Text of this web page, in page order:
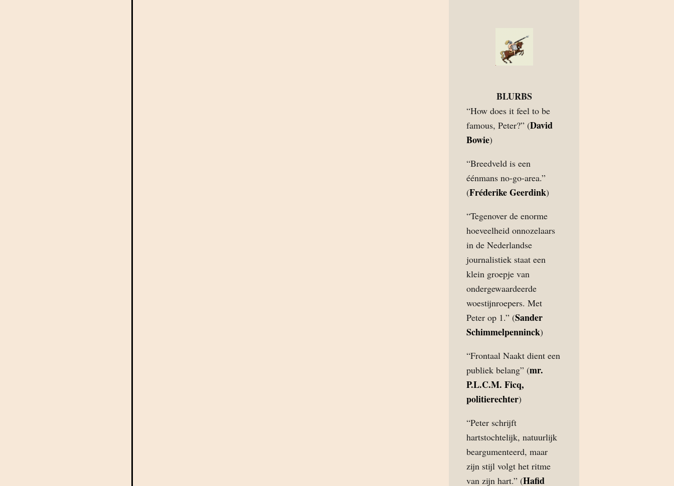
BLURBS
“How does it feel to be
famous, Peter?” (David
Bowie)
“Breedveld is een
éénmans no-go-area.”
(Fréderike Geerdink)
“Tegenover de enorme
hoeveelheid onnozelaars
in de Nederlandse
journalistiek staat een
klein groepje van
ondergewaardeerde
woestijnroepers. Met
Peter op 1.” (Sander
Schimmelpenninck)
“Frontaal Naakt dient een
publiek belang” (mr.
P.L.C.M. Ficq,
politierechter)
“Peter schrijft
hartstochtelijk, natuurlijk
beargumenteerd, maar
zijn stijl volgt het ritme
van zijn hart.” (Hafid